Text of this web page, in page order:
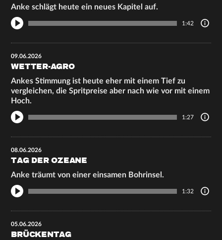
Anke schlägt heute ein neues Kapitel auf.
1:42
09.06.2026
WETTER-AGRO
Ankes Stimmung ist heute eher mit einem Tief zu
vergleichen, die Spritpreise aber nach wie vor mit einem
Hoch.
1:27
08.06.2026
TAG DER OZEANE
Anke träumt von einer einsamen Bohrinsel.
1:32
05.06.2026
BRÜCKENTAG